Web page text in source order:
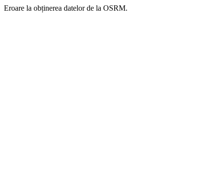
Eroare la obținerea datelor de la OSRM.